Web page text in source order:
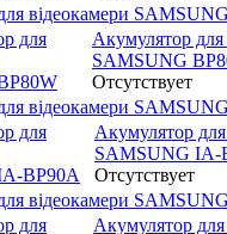
відеокамери
Акумулятор для
SAMSUNG
Отсутствует
відеокамери
Акумулятор
SAMSUNG IA-
Отсутствует
відеокамери
Акумулятор для